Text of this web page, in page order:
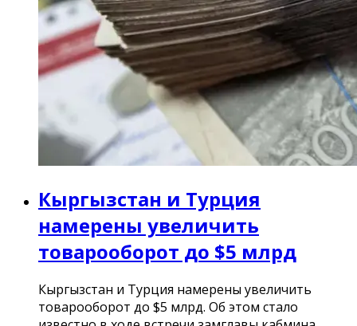
Кыргызстан и Турция
намерены увеличить
товарооборот до $5 млрд
Кыргызстан и Турция намерены увеличить
товарооборот до $5 млрд. Об этом стало